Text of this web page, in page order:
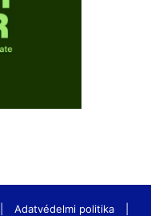
Adatvédelmi politika